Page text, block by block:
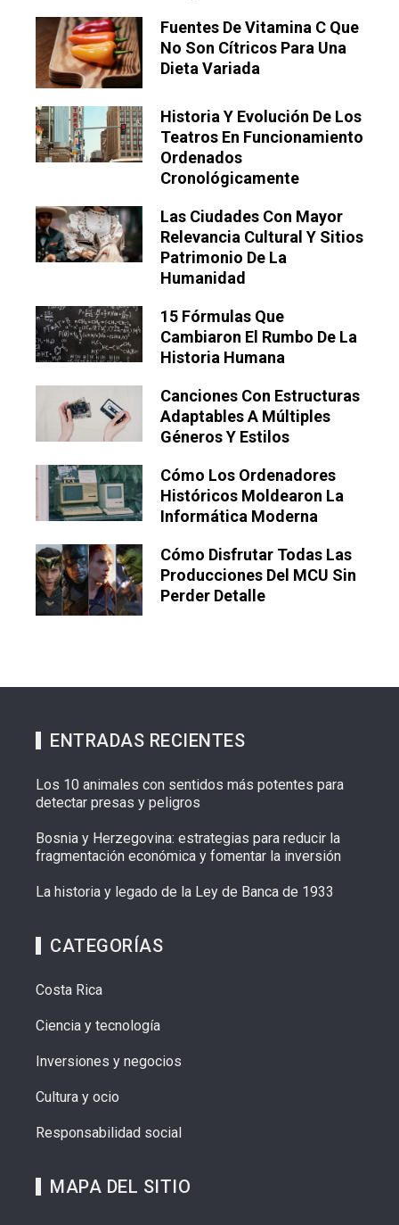
Fuentes De Vitamina C Que
No Son Cítricos Para Una
Dieta Variada
Historia Y Evolución De Los
Teatros En Funcionamiento
Ordenados
Cronológicamente
Las Ciudades Con Mayor
Relevancia Cultural Y Sitios
Patrimonio De La
Humanidad
15 Fórmulas Que
Cambiaron El Rumbo De La
Historia Humana
Canciones Con Estructuras
Adaptables A Múltiples
Géneros Y Estilos
Cómo Los Ordenadores
Históricos Moldearon La
Informática Moderna
Cómo Disfrutar Todas Las
Producciones Del MCU Sin
Perder Detalle
ENTRADAS RECIENTES
Los 10 animales con sentidos más potentes para
detectar presas y peligros
Bosnia y Herzegovina: estrategias para reducir la
fragmentación económica y fomentar la inversión
La historia y legado de la Ley de Banca de 1933
CATEGORÍAS
Costa Rica
Ciencia y tecnología
Inversiones y negocios
Cultura y ocio
Responsabilidad social
MAPA DEL SITIO